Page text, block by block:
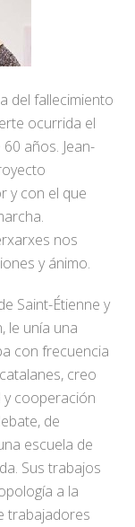
del fallecimiento
ocurrida el
años. Jean-
y con el que
nos
y ánimo.
Saint-Étienne y
le unía una
con frecuencia
creo
y cooperación
de
escuela de
Sus trabajos
a la
trabajadores